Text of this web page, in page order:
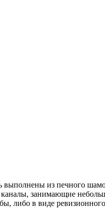
из печного
занимающие
либо в виде